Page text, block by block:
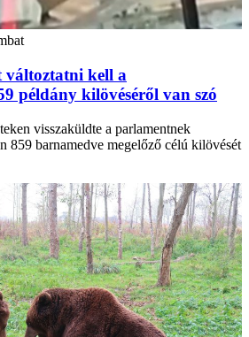
változtatni kell a
példány kilövéséről van szó
visszaküldte a parlamentnek
859 barnamedve megelőző célú kilövését